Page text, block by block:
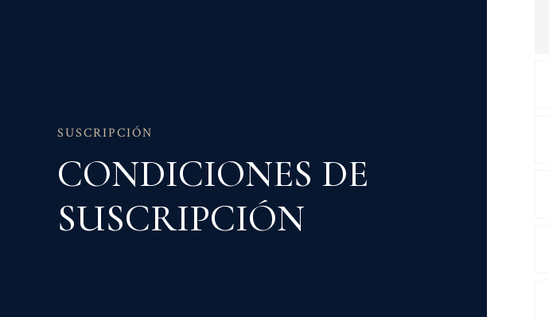
Membresía
SUSCRIPCIÓN
CONDICIONES DE
SUSCRIPCIÓN